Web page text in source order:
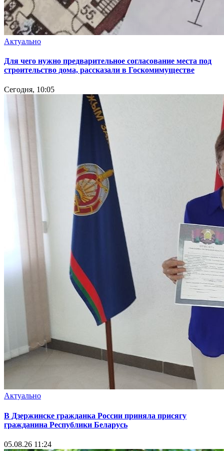
Актуально
Для чего нужно предварительное согласование места под
строительство дома, рассказали в Госкомимуществе
Сегодня, 10:05
Актуально
В Дзержинске гражданка России приняла присягу
гражданина Республики Беларусь
05.08.26 11:24